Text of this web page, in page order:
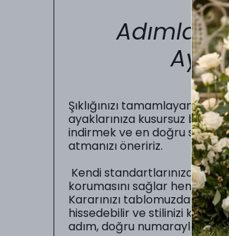
Şıklığınızı tamamlayan en
ayaklarınıza kusursuz bir
indirmek ve en doğru seçimi
atmanızı öneririz.
Kendi standartlarınıza
korumasını sağlar hem de
Kararınızı tablomuzdaki
hissedebilir ve stilinizi
adım, doğru numarayla